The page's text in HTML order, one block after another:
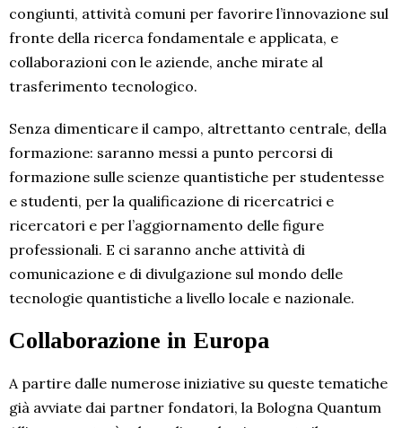
congiunti, attività comuni per favorire l’innovazione sul
fronte della ricerca fondamentale e applicata, e
collaborazioni con le aziende, anche mirate al
trasferimento tecnologico.
Senza dimenticare il campo, altrettanto centrale, della
formazione: saranno messi a punto percorsi di
formazione sulle scienze quantistiche per studentesse
e studenti, per la qualificazione di ricercatrici e
ricercatori e per l’aggiornamento delle figure
professionali. E ci saranno anche attività di
comunicazione e di divulgazione sul mondo delle
tecnologie quantistiche a livello locale e nazionale.
Collaborazione in Europa
A partire dalle numerose iniziative su queste tematiche
già avviate dai partner fondatori, la Bologna Quantum